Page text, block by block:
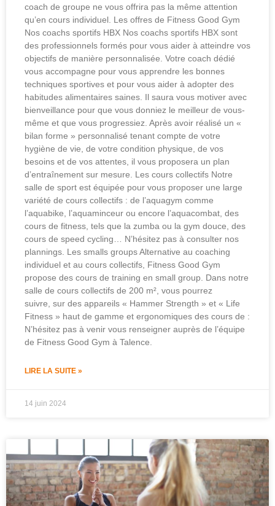
coach de groupe ne vous offrira pas la même attention
qu’en cours individuel. Les offres de Fitness Good Gym
Nos coachs sportifs HBX Nos coachs sportifs HBX sont
des professionnels formés pour vous aider à atteindre vos
objectifs de manière personnalisée. Votre coach dédié
vous accompagne pour vous apprendre les bonnes
techniques sportives et pour vous aider à adopter des
habitudes alimentaires saines. Il saura vous motiver avec
bienveillance pour que vous donniez le meilleur de vous-
même et que vous progressiez. Après avoir réalisé un «
bilan forme » personnalisé tenant compte de votre
hygiène de vie, de votre condition physique, de vos
besoins et de vos attentes, il vous proposera un plan
d’entraînement sur mesure. Les cours collectifs Notre
salle de sport est équipée pour vous proposer une large
variété de cours collectifs : de l’aquagym comme
l’aquabike, l’aquaminceur ou encore l’aquacombat, des
cours de fitness, tels que la zumba ou la gym douce, des
cours de speed cycling… N’hésitez pas à consulter nos
plannings. Les smalls groups Alternative au coaching
individuel et au cours collectifs, Fitness Good Gym
propose des cours de training en small group. Dans notre
salle de cours collectifs de 200 m², vous pourrez
suivre, sur des appareils « Hammer Strength » et « Life
Fitness » haut de gamme et ergonomiques des cours de :
N’hésitez pas à venir vous renseigner auprès de l’équipe
de Fitness Good Gym à Talence.
LIRE LA SUITE »
14 juin 2024